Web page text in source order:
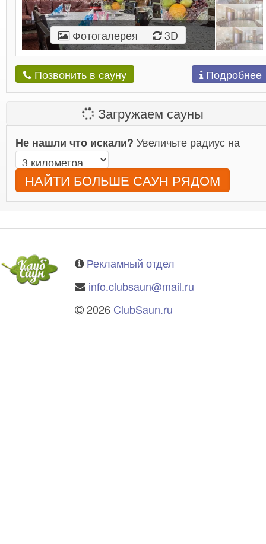
Фотогалерея 3D
Позвонить в сауну Подробнее
Загружаем сауны
Не нашли что искали? Увеличьте радиус на
НАЙТИ БОЛЬШЕ САУН РЯДОМ
Рекламный отдел
info.clubsaun@mail.ru
2026 ClubSaun.ru